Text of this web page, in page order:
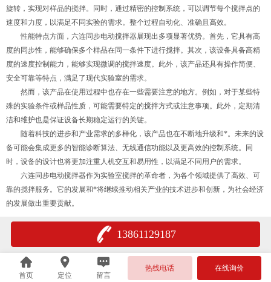
旋转，实现对样品的搅拌。同时，通过精密的控制系统，可以调节每个搅拌点的
速度和力度，以满足不同实验的需求。整个过程自动化、准确且高效。
性能特点方面，六连同步电动搅拌器展现出多项显著优势。首先，它具有高
度的同步性，能够确保多个样品在同一条件下进行搅拌。其次，该设备具备高精
度的速度控制能力，能够实现微调的搅拌速度。此外，该产品还具有操作简便、
安全可靠等特点，满足了现代实验室的需求。
然而，该产品在使用过程中也存在一些需要注意的地方。例如，对于某些特
殊的实验条件或样品性质，可能需要特定的搅拌方式或注意事项。此外，定期清
洁和维护也是保证设备长期稳定运行的关键。
随着科技的进步和产业需求的多样化，该产品也在不断地升级和*。未来的设
备可能会集成更多的智能诊断算法、无线通信功能以及更高效的控制系统。同
时，设备的设计也将更加注重人机交互和易用性，以满足不同用户的需求。
六连同步电动搅拌器作为实验室搅拌的革命者，为各个领域提供了高效、可
靠的搅拌服务。它的发展和*将继续推动相关产业的技术进步和创新，为社会经济
的发展做出重要贡献。
13861129187
首页 定位 留言
热线电话 在线询价